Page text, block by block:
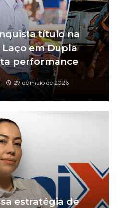
título na
em Dupla
performance
27 de maio de 2026
estratégia de